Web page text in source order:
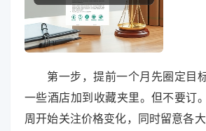
第一步，提前一个月先圈定目
一些酒店加到收藏夹里。但不要订
周开始关注价格变化，同时留意各